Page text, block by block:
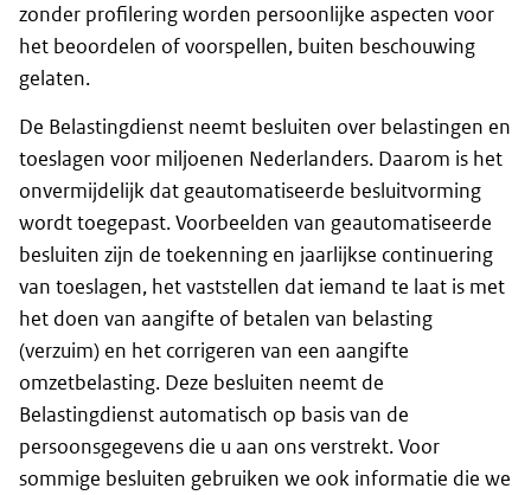
zonder profilering worden persoonlijke aspecten voor
het beoordelen of voorspellen, buiten beschouwing
gelaten.
De Belastingdienst neemt besluiten over belastingen en
toeslagen voor miljoenen Nederlanders. Daarom is het
onvermijdelijk dat geautomatiseerde besluitvorming
wordt toegepast. Voorbeelden van geautomatiseerde
besluiten zijn de toekenning en jaarlijkse continuering
van toeslagen, het vaststellen dat iemand te laat is met
het doen van aangifte of betalen van belasting
(verzuim) en het corrigeren van een aangifte
omzetbelasting. Deze besluiten neemt de
Belastingdienst automatisch op basis van de
persoonsgegevens die u aan ons verstrekt. Voor
sommige besluiten gebruiken we ook informatie die we